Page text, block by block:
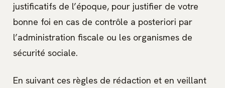
justificatifs de l’époque, pour justifier de votre
bonne foi en cas de contrôle a posteriori par
l’administration fiscale ou les organismes de
sécurité sociale.
En suivant ces règles de rédaction et en veillant